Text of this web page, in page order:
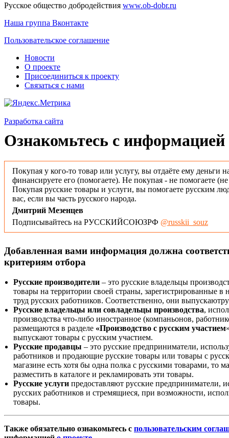
Русское общество добродействия www.ob-dobr.ru
Наша группа Вконтакте
Пользовательское соглашение
Новости
О проекте
Присоединиться к проекту
Связаться с нами
Разработка сайта
Ознакомьтесь с информацией
Покупая у кого-то товар или услугу, вы отдаёте ему деньги
финансируете его (помогаете). Не покупая - не помогаете
Покупая русские товары и услуги, вы помогаете русским
вас, если вы часть русского народа.
Дмитрий Мезенцев
Подписывайтесь на РУССКИЙСОЮЗРФ @russkii_souz
Добавленная вами информация должна
критериям отбора
Русские производители – это русские владельцы
товары на территории своей страны, зарегистрированные
труд русских работников. Соответственно, они
Русские владельцы или совладельцы производства,
производства что-либо иностранное (компаньонов,
размещаются в разделе «Производство с русским участием
выпускают товары с русским участием.
Русские продавцы – это русские предприниматели,
работников и продающие русские товары или товары с
магазине есть хотя бы одна полка с русскими товарами, то
разместить в каталоге и рекламировать эти товары.
Русские услуги предоставляют русские предприниматели,
русских работников и стремящиеся, при возможности,
товары.
Также обязательно ознакомьтесь с пользовательским